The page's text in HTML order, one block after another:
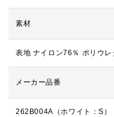
素材
表地 ナイロン76％ ポリウ
メーカー品番
262B004A（ホワイト：S）